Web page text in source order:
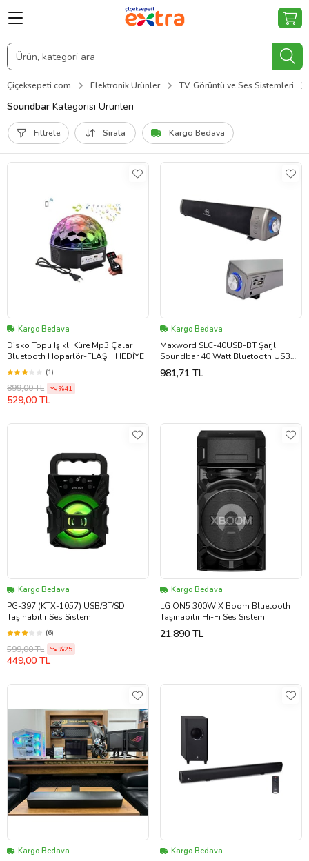
Çiçeksepeti.com Elektronik Ürünler TV, Görüntü ve Ses Sistemleri
Soundbar Kategorisi Ürünleri
Filtrele Sırala Kargo Bedava
Kargo Bedava
Disko Topu Işıklı Küre Mp3 Çalar
Bluetooth Hoparlör-FLAŞH HEDİYE
(1)
899,00 TL %41
529,00 TL
Kargo Bedava
Maxword SLC-40USB-BT Şarjlı
Soundbar 40 Watt Bluetooth USB
Şarjlı (46x7x6 cm)
981,71 TL
Kargo Bedava
PG-397 (KTX-1057) USB/BT/SD
Taşınabilir Ses Sistemi
(6)
599,00 TL %25
449,00 TL
Kargo Bedava
LG ON5 300W X Boom Bluetooth
Taşınabilir Hi-Fi Ses Sistemi
21.890 TL
Kargo Bedava Kargo Bedava